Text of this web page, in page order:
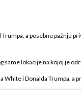
a posebnu pažnju
lokacije na kojoj je
White i Donalda Trumpa,